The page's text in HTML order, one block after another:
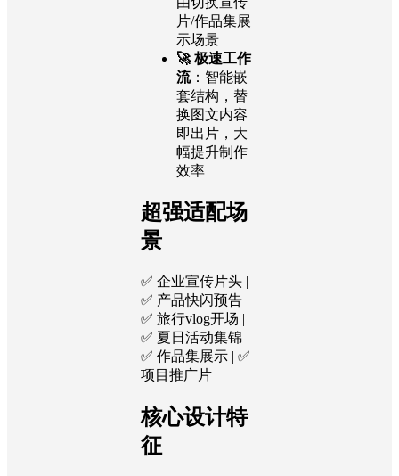
片/作品集展
示场景
🚀 极速工作
流：智能嵌
套结构，替
换图文内容
即出片，大
幅提升制作
效率
超强适配场
景
✅ 企业宣传片头 |
✅ 产品快闪预告
✅ 旅行vlog开场 |
✅ 夏日活动集锦
✅ 作品集展示 | ✅
项目推广片
核心设计特
征